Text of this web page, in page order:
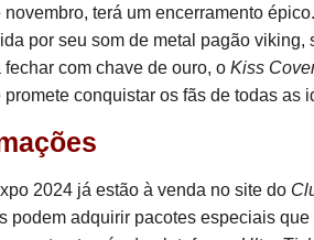
terá um encerramento
por seu som de metal pagão viking,
fechar com chave de ouro, o Kiss
conquistar os fãs de todas as
2024 já estão à venda no site do
podem adquirir pacotes especiais